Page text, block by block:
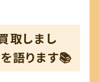
取しまし
語ります📚